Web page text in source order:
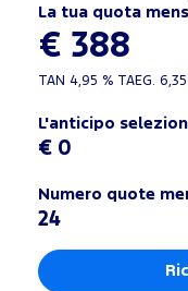
La tua quota
€ 388
TAN 4,95 % TAEG. 6,35
L'anticipo
€ 0
Numero quote
24